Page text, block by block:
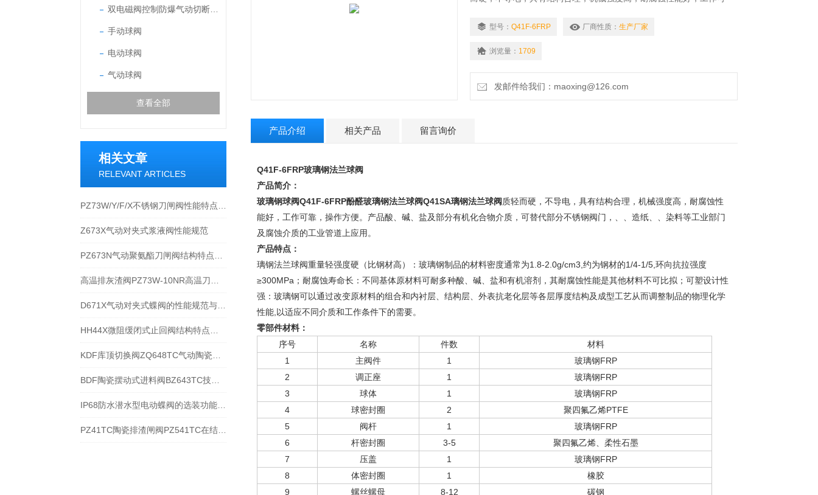
手动球阀
电动球阀
气动球阀
查看全部
相关文章
RELEVANT ARTICLES
Z673X气动对夹式浆液阀性能规范
锈钢阀门，、、造纸、、染料等工业部门及腐蚀介质的工业管道上应
型号： Q41F-6FRP 厂商性质： 生产厂家
浏览量： 1709
发邮件给我们：maoxing@126.com
产品介绍 相关产品 留言询价
Q41F-6FRP玻璃钢法兰球阀
产品简介：
玻璃钢球阀Q41F-6FRP酚醛玻璃钢法兰球阀Q41SA璃钢法兰球阀 质轻而硬，不导电，具有结构合理，机械强度高，耐腐蚀性
能好，工作可靠，操作方便。产品酸、碱、盐及部分有机化合物介质，可替代部分不锈钢阀门，、、造纸、、染料等工业部门
及腐蚀介质的工业管道上应用。
产品特点：
璃钢法兰球阀重量轻强度硬（比钢材高）：玻璃钢制品的材料密度通常为1.8-2.0g/cm3,约为钢材的1/4-1/5,环向抗拉强度
≥300MPa；耐腐蚀寿命长：不同基体原材料可耐多种酸、碱、盐和有机溶剂，其耐腐蚀性能是其他材料不可比拟；可塑设计性
强：玻璃钢可以通过改变原材料的组合和内衬层、结构层、外表抗老化层等各层厚度结构及成型工艺从而调整制品的物理化学
性能,以适应不同介质和工作条件下的需要。
零部件材料：
序号
名称 件数
材料
1
主阀件 1 玻璃钢FRP
2
调正座 1 玻璃钢FRP
3
球体 1 玻璃钢FRP
4
球密封圈 2 聚四氟乙烯PTFE
5
阀杆 1 玻璃钢FRP
6
杆密封圈 3-5
聚四氟乙烯、柔性石墨
7
压盖 1 玻璃钢FRP
8
体密封圈 1
橡胶
9
螺丝螺母 8-12
碳钢